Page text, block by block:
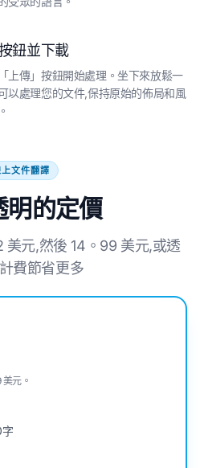
鈕並下載
上傳」按鈕開始處理。坐下來放鬆一
以處理您的文件,保持原始的佈局和風
上文件翻譯
明的定價
美元,然後 14。99 美元,或透
費節省更多
元。